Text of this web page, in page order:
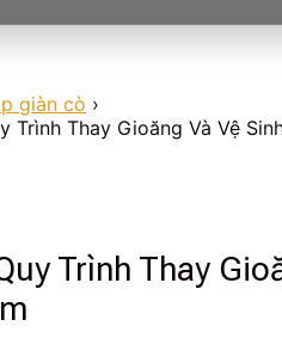
giàn cò ›
Trình Thay Gioăng Và Vệ
Trình Thay